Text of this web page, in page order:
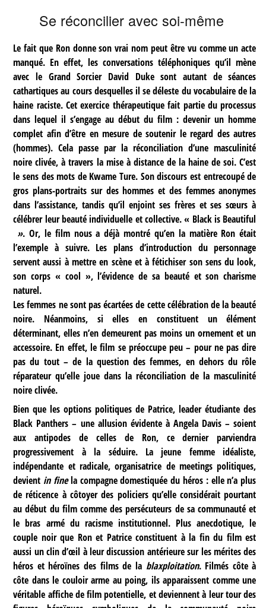
Se réconcilier avec soi-même
Le fait que Ron donne son vrai nom peut être vu comme un acte
manqué. En effet, les conversations téléphoniques qu’il mène
avec le Grand Sorcier David Duke sont autant de séances
cathartiques au cours desquelles il se déleste du vocabulaire de la
haine raciste. Cet exercice thérapeutique fait partie du processus
dans lequel il s’engage au début du film : devenir un homme
complet afin d’être en mesure de soutenir le regard des autres
(hommes). Cela passe par la réconciliation d’une masculinité
noire clivée, à travers la mise à distance de la haine de soi. C’est
le sens des mots de Kwame Ture. Son discours est entrecoupé de
gros plans-portraits sur des hommes et des femmes anonymes
dans l’assistance, tandis qu’il enjoint ses frères et ses sœurs à
célébrer leur beauté individuelle et collective. « Black is Beautiful
». Or, le film nous a déjà montré qu’en la matière Ron était
l’exemple à suivre. Les plans d’introduction du personnage
servent aussi à mettre en scène et à fétichiser son sens du look,
son corps « cool », l’évidence de sa beauté et son charisme
naturel.
Les femmes ne sont pas écartées de cette célébration de la beauté
noire. Néanmoins, si elles en constituent un élément
déterminant, elles n’en demeurent pas moins un ornement et un
accessoire. En effet, le film se préoccupe peu – pour ne pas dire
pas du tout – de la question des femmes, en dehors du rôle
réparateur qu’elle joue dans la réconciliation de la masculinité
noire clivée.
Bien que les options politiques de Patrice, leader étudiante des
Black Panthers – une allusion évidente à Angela Davis – soient
aux antipodes de celles de Ron, ce dernier parviendra
progressivement à la séduire. La jeune femme idéaliste,
indépendante et radicale, organisatrice de meetings politiques,
devient in finela compagne domestiquée du héros : elle n’a plus
de réticence à côtoyer des policiers qu’elle considérait pourtant
au début du film comme des persécuteurs de sa communauté et
le bras armé du racisme institutionnel. Plus anecdotique, le
couple noir que Ron et Patrice constituent à la fin du film est
aussi un clin d’œil à leur discussion antérieure sur les mérites des
héros et héroïnes des films de la blaxploitation. Filmés côte à
côte dans le couloir arme au poing, ils apparaissent comme une
véritable affiche de film potentielle, et deviennent à leur tour des